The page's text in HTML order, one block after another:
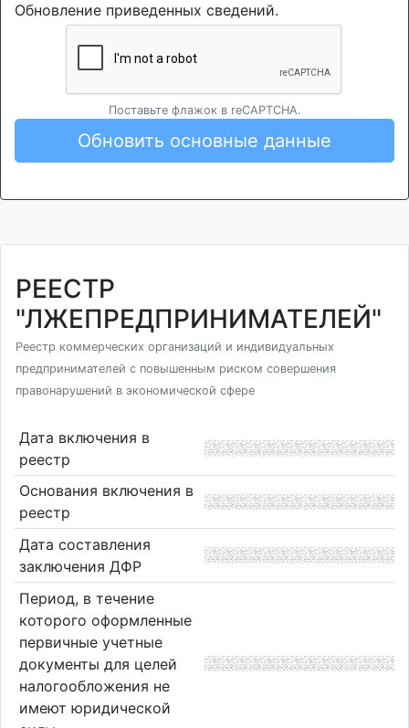
Обновление приведенных сведений.
Поставьте флажок в reCAPTCHA.
Обновить основные данные
РЕЕСТР
"ЛЖЕПРЕДПРИНИМАТЕЛЕЙ"
Реестр коммерческих организаций и индивидуальных
предпринимателей с повышенным риском совершения
правонарушений в экономической сфере
Дата включения в
реестр
Основания включения в
реестр
Дата составления
заключения ДФР
Период, в течение
которого оформленные
первичные учетные
документы для целей
налогообложения не
имеют юридической